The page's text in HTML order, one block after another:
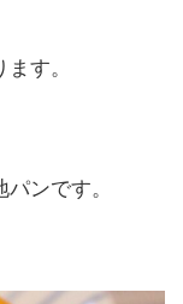
す。
ンです。